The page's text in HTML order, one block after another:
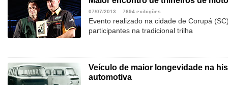
07/07/2013 7694 exibições
Evento realizado na cidade de Corupá
participantes na tradicional trilha
Veículo de maior longevidade na
automotiva